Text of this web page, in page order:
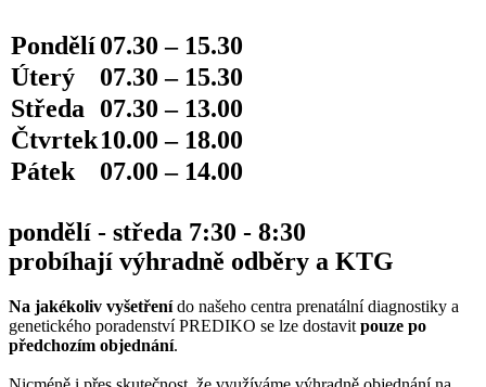
Pondělí07.30 – 15.30
Úterý
07.30 – 15.30
Středa
07.30 – 13.00
Čtvrtek10.00 – 18.00
Pátek
07.00 – 14.00
pondělí - středa 7:30 - 8:30
probíhají výhradně odběry a KTG
Na jakékoliv vyšetřenído našeho centra prenatální diagnostiky a
genetického poradenství PREDIKO se lze dostavitpouze po
předchozím objednání.